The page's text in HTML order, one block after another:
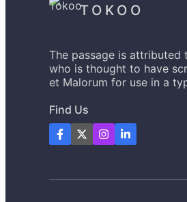
TOKOO
The passage is attributed
who is thought to have
et Malorum for use in a
Find Us